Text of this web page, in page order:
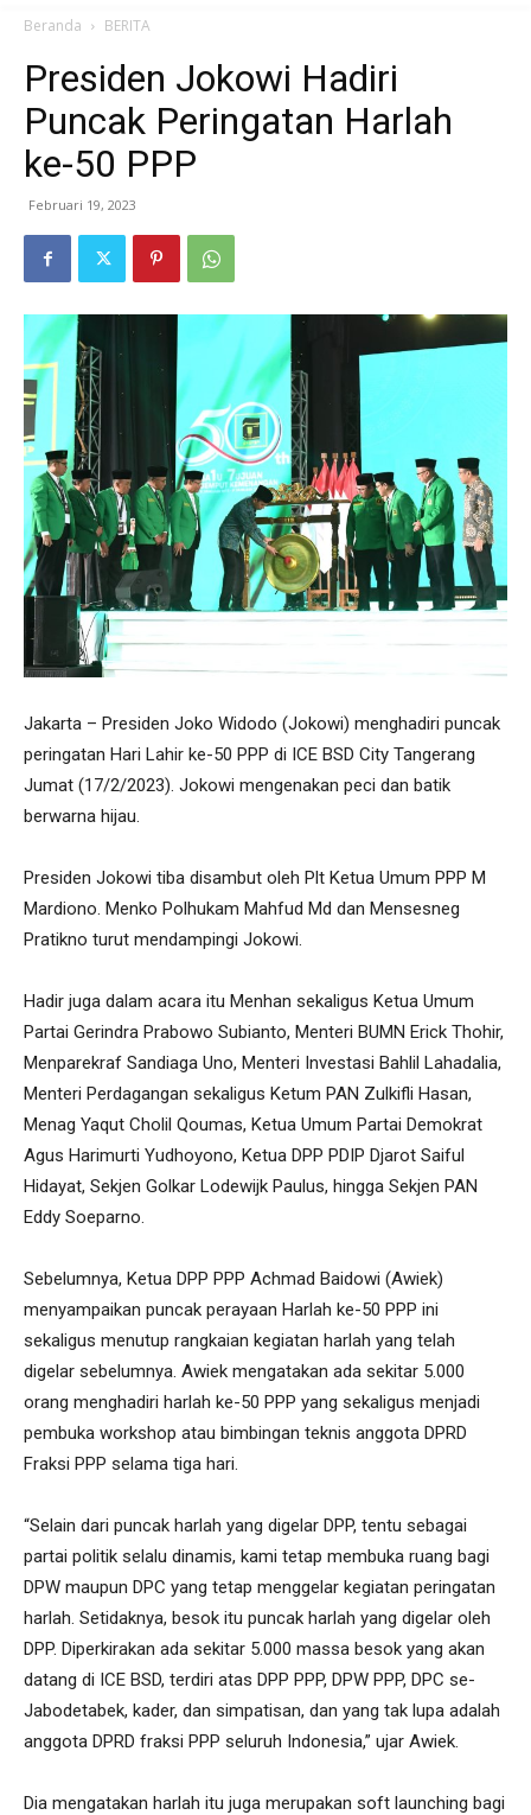
Beranda BERITA
Presiden Jokowi Hadiri
Puncak Peringatan Harlah
ke-50 PPP
Februari 19, 2023
Jakarta – Presiden Joko Widodo (Jokowi) menghadiri puncak
peringatan Hari Lahir ke-50 PPP di ICE BSD City Tangerang
Jumat (17/2/2023). Jokowi mengenakan peci dan batik
berwarna hijau.
Presiden Jokowi tiba disambut oleh Plt Ketua Umum PPP M
Mardiono. Menko Polhukam Mahfud Md dan Mensesneg
Pratikno turut mendampingi Jokowi.
Hadir juga dalam acara itu Menhan sekaligus Ketua Umum
Partai Gerindra Prabowo Subianto, Menteri BUMN Erick Thohir,
Menparekraf Sandiaga Uno, Menteri Investasi Bahlil Lahadalia,
Menteri Perdagangan sekaligus Ketum PAN Zulkifli Hasan,
Menag Yaqut Cholil Qoumas, Ketua Umum Partai Demokrat
Agus Harimurti Yudhoyono, Ketua DPP PDIP Djarot Saiful
Hidayat, Sekjen Golkar Lodewijk Paulus, hingga Sekjen PAN
Eddy Soeparno.
Sebelumnya, Ketua DPP PPP Achmad Baidowi (Awiek)
menyampaikan puncak perayaan Harlah ke-50 PPP ini
sekaligus menutup rangkaian kegiatan harlah yang telah
digelar sebelumnya. Awiek mengatakan ada sekitar 5.000
orang menghadiri harlah ke-50 PPP yang sekaligus menjadi
pembuka workshop atau bimbingan teknis anggota DPRD
Fraksi PPP selama tiga hari.
“Selain dari puncak harlah yang digelar DPP, tentu sebagai
partai politik selalu dinamis, kami tetap membuka ruang bagi
DPW maupun DPC yang tetap menggelar kegiatan peringatan
harlah. Setidaknya, besok itu puncak harlah yang digelar oleh
DPP. Diperkirakan ada sekitar 5.000 massa besok yang akan
datang di ICE BSD, terdiri atas DPP PPP, DPW PPP, DPC se-
Jabodetabek, kader, dan simpatisan, dan yang tak lupa adalah
anggota DPRD fraksi PPP seluruh Indonesia,” ujar Awiek.
Dia mengatakan harlah itu juga merupakan soft launching bagi